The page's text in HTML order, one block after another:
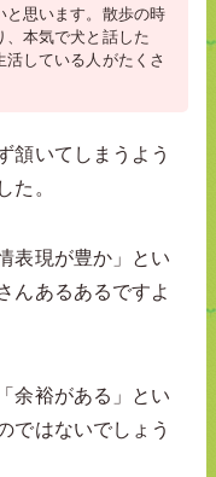
思います。散歩の時
本気で犬と話した
している人がたくさ
頷いてしまうよう
た。
表現が豊か」とい
んあるあるですよ
余裕がある」とい
ではないでしょう